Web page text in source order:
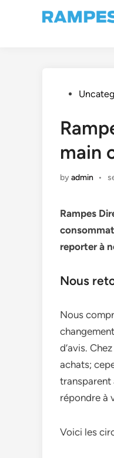
Posted
main
byadmin •
Rampes
reporter à
Nous
Nous
d’avis.
achats;
transparent
répondre à
Voici les